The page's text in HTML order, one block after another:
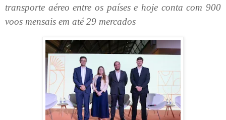
transporte aéreo entre os países e hoje conta com 900
voos mensais em até 29 mercados